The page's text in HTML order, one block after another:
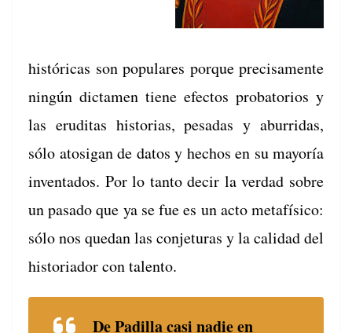
históri­c­as son pop­u­lares porque pre­cisa­mente
ningún dic­ta­men tiene efec­tos pro­ba­to­rios y
las eru­di­tas his­to­rias, pesadas y abur­ri­das,
sólo atosi­gan de datos y hechos en su may­oría
inven­ta­dos. Por lo tan­to decir la ver­dad sobre
un pasa­do que ya se fue es un acto metafísi­co:
sólo nos quedan las con­je­turas y la cal­i­dad del
his­to­ri­ador con talento.
De Padil­la casi nadie en